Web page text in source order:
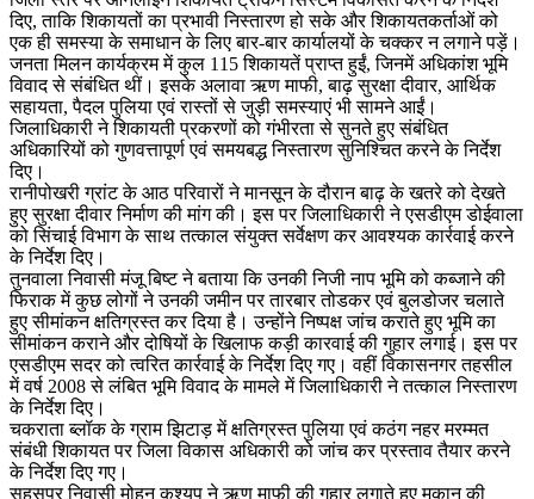
दिए, ताकि शिकायतों का प्रभावी निस्तारण हो सके और शिकायतकर्ताओं को
एक ही समस्या के समाधान के लिए बार-बार कार्यालयों के चक्कर न लगाने पड़ें।
जनता मिलन कार्यक्रम में कुल 115 शिकायतें प्राप्त हुईं, जिनमें अधिकांश भूमि
विवाद से संबंधित थीं। इसके अलावा ऋण माफी, बाढ़ सुरक्षा दीवार, आर्थिक
सहायता, पैदल पुलिया एवं रास्तों से जुड़ी समस्याएं भी सामने आईं।
जिलाधिकारी ने शिकायती प्रकरणों को गंभीरता से सुनते हुए संबंधित
अधिकारियों को गुणवत्तापूर्ण एवं समयबद्ध निस्तारण सुनिश्चित करने के निर्देश
दिए।
रानीपोखरी ग्रांट के आठ परिवारों ने मानसून के दौरान बाढ़ के खतरे को देखते
हुए सुरक्षा दीवार निर्माण की मांग की। इस पर जिलाधिकारी ने एसडीएम डोईवाला
को सिंचाई विभाग के साथ तत्काल संयुक्त सर्वेक्षण कर आवश्यक कार्रवाई करने
के निर्देश दिए।
तुनवाला निवासी मंजू बिष्ट ने बताया कि उनकी निजी नाप भूमि को कब्जाने की
फिराक में कुछ लोगों ने उनकी जमीन पर तारबार तोडकर एवं बुलडोजर चलाते
हुए सीमांकन क्षतिग्रस्त कर दिया है। उन्होंने निष्पक्ष जांच कराते हुए भूमि का
सीमांकन कराने और दोषियों के खिलाफ कड़ी कारवाई की गुहार लगाई। इस पर
एसडीएम सदर को त्वरित कार्रवाई के निर्देश दिए गए। वहीं विकासनगर तहसील
में वर्ष 2008 से लंबित भूमि विवाद के मामले में जिलाधिकारी ने तत्काल निस्तारण
के निर्देश दिए।
चकराता ब्लॉक के ग्राम झिटाड़ में क्षतिग्रस्त पुलिया एवं कठंग नहर मरम्मत
संबंधी शिकायत पर जिला विकास अधिकारी को जांच कर प्रस्ताव तैयार करने
के निर्देश दिए गए।
सहसपुर निवासी मोहन कश्यप ने ऋण माफी की गुहार लगाते हुए मकान की